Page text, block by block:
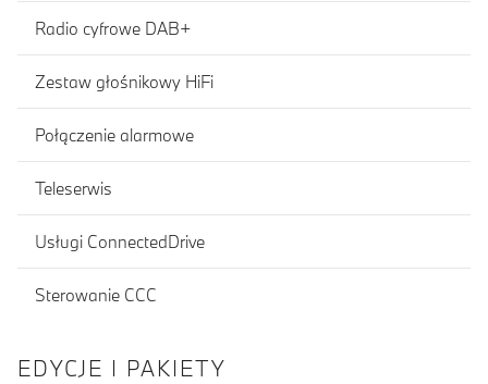
Radio cyfrowe DAB+
Zestaw głośnikowy HiFi
Połączenie alarmowe
Teleserwis
Usługi ConnectedDrive
Sterowanie CCC
EDYCJE I PAKIETY